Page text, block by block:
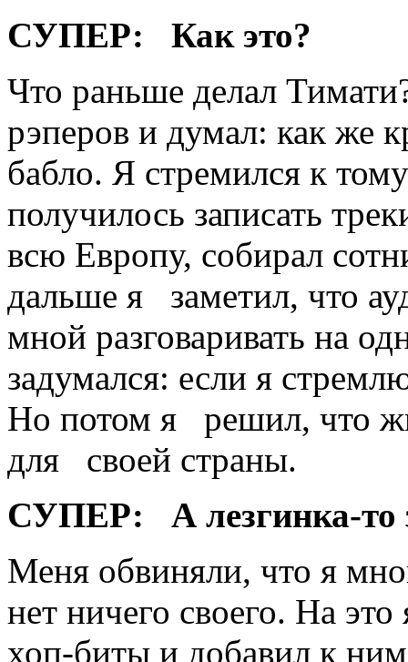
СУПЕР:
Как это?
Что раньше делал
рэперов и думал: как же
бабло. Я стремился к
получилось записать
всю Европу, собирал
дальше я заметил, что
мной разговаривать на
задумался: если я
Но потом я решил, что
для ­своей страны.
СУПЕР:
А лезгинка-то
Меня обвиняли, что я
нет ничего своего. На
хоп-биты и добавил к